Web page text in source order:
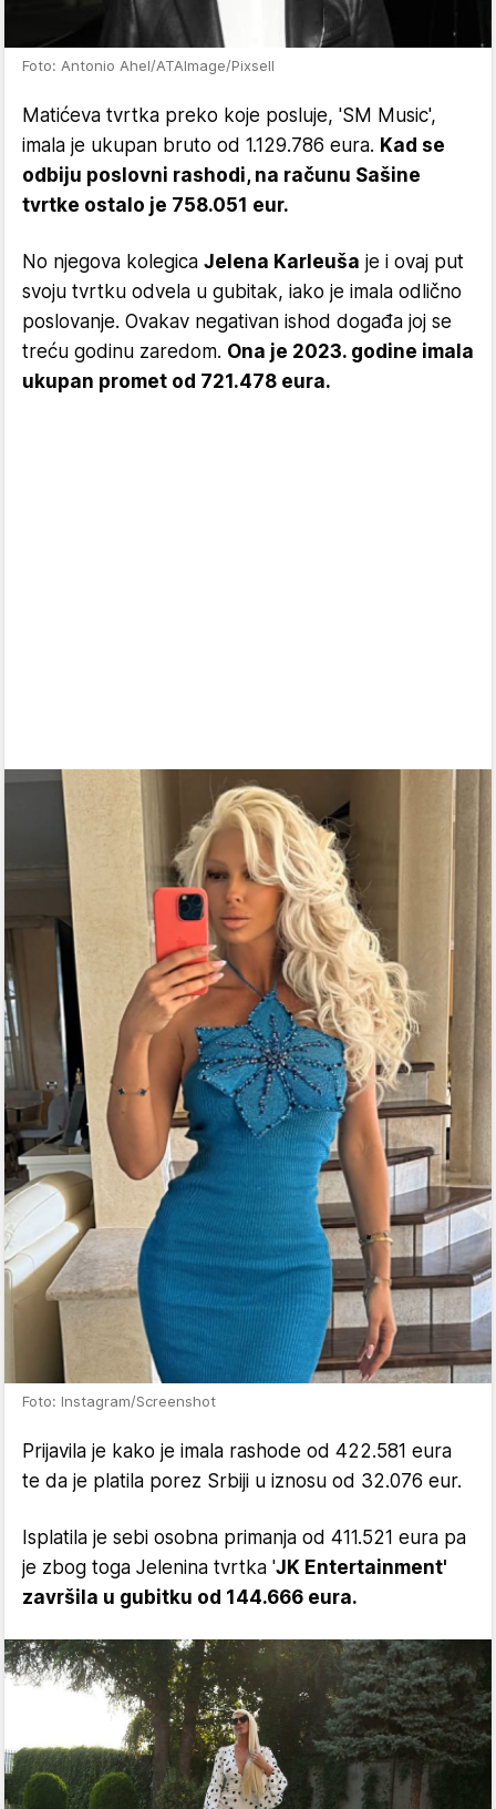
Foto: Antonio Ahel/ATAImage/Pixsell
Matićeva tvrtka preko koje posluje, 'SM Music',
imala je ukupan bruto od 1.129.786 eura. Kad se
odbiju poslovni rashodi, na računu Sašine
tvrtke ostalo je 758.051 eur.
No njegova kolegica Jelena Karleuša je i ovaj put
svoju tvrtku odvela u gubitak, iako je imala odlično
poslovanje. Ovakav negativan ishod događa joj se
treću godinu zaredom. Ona je 2023. godine imala
ukupan promet od 721.478 eura.
Foto: Instagram/Screenshot
Prijavila je kako je imala rashode od 422.581 eura
te da je platila porez Srbiji u iznosu od 32.076 eur.
Isplatila je sebi osobna primanja od 411.521 eura pa
je zbog toga Jelenina tvrtka 'JK Entertainment'
završila u gubitku od 144.666 eura.